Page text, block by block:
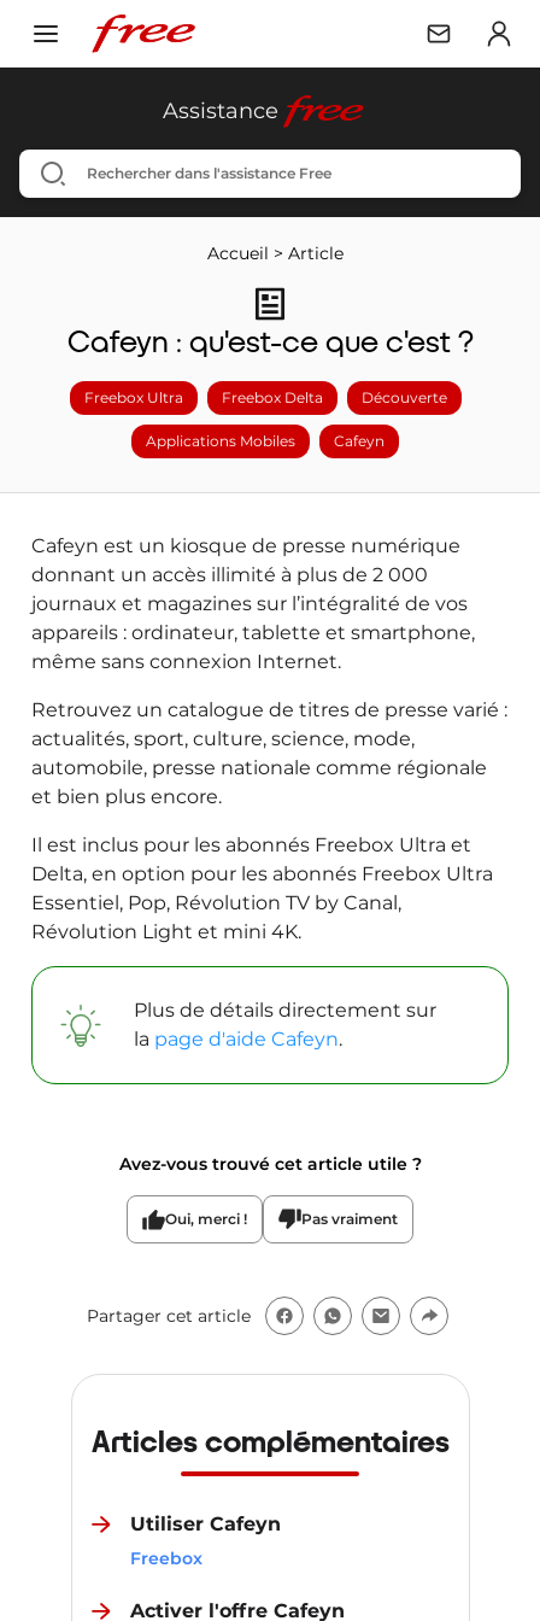
Assistance free
Accueil > Article
Cafeyn : qu'est-ce que c'est ?
Freebox Ultra Freebox Delta Découverte
Applications Mobiles Cafeyn
Cafeyn est un kiosque de presse numérique
donnant un accès illimité à plus de 2 000
journaux et magazines sur l’intégralité de vos
appareils : ordinateur, tablette et smartphone,
même sans connexion Internet.
Retrouvez un catalogue de titres de presse varié :
actualités, sport, culture, science, mode,
automobile, presse nationale comme régionale
et bien plus encore.
Il est inclus pour les abonnés Freebox Ultra et
Delta, en option pour les abonnés Freebox Ultra
Essentiel, Pop, Révolution TV by Canal,
Révolution Light et mini 4K.
Plus de détails directement sur
la page d'aide Cafeyn.
Avez-vous trouvé cet article utile ?
Oui, merci ! Pas vraiment
Partager cet article
Articles complémentaires
Utiliser Cafeyn
Freebox
Activer l'offre Cafeyn